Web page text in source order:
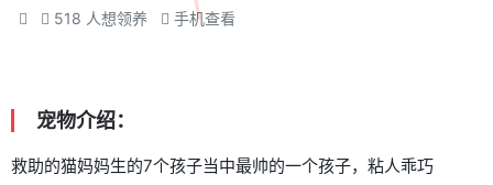
518 人想领养 手机查看
宠物介绍：
救助的猫妈妈生的7个孩子当中最帅的一个孩子，粘人乖巧